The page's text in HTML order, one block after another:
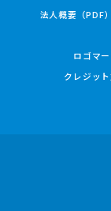
法人概要（PDF）
ロゴマ
クレジット